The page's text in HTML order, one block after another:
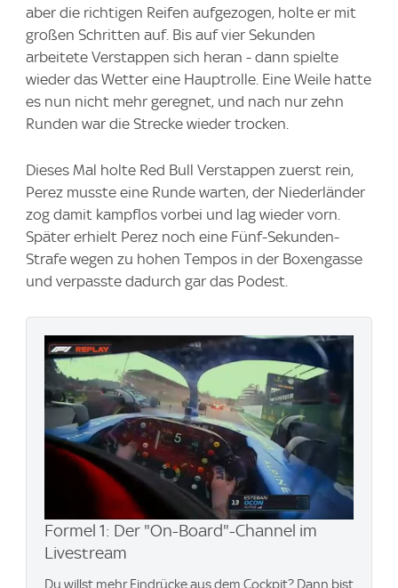
aber die richtigen Reifen aufgezogen, holte er mit
großen Schritten auf. Bis auf vier Sekunden
arbeitete Verstappen sich heran - dann spielte
wieder das Wetter eine Hauptrolle. Eine Weile hatte
es nun nicht mehr geregnet, und nach nur zehn
Runden war die Strecke wieder trocken.
Dieses Mal holte Red Bull Verstappen zuerst rein,
Perez musste eine Runde warten, der Niederländer
zog damit kampflos vorbei und lag wieder vorn.
Später erhielt Perez noch eine Fünf-Sekunden-
Strafe wegen zu hohen Tempos in der Boxengasse
und verpasste dadurch gar das Podest.
Formel 1: Der "On-Board"-Channel im
Livestream
Du willst mehr Eindrücke aus dem Cockpit? Dann bist